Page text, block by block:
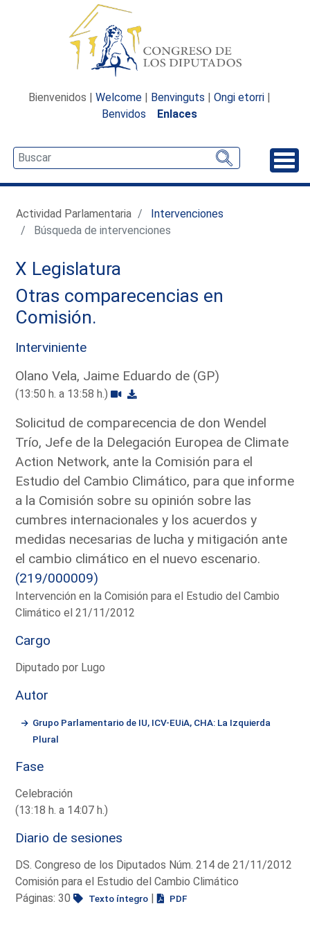
Bienvenidos | Welcome | Benvinguts | Ongi etorri |
Benvidos
Enlaces
Actividad Parlamentaria
Intervenciones
Búsqueda de intervenciones
X Legislatura
Otras comparecencias en
Comisión.
Interviniente
Olano Vela, Jaime Eduardo de (GP)
(13:50 h. a 13:58 h.)
Solicitud de comparecencia de don Wendel
Trío, Jefe de la Delegación Europea de Climate
Action Network, ante la Comisión para el
Estudio del Cambio Climático, para que informe
a la Comisión sobre su opinión sobre las
cumbres internacionales y los acuerdos y
medidas necesarias de lucha y mitigación ante
el cambio climático en el nuevo escenario.
(219/000009)
Intervención en la Comisión para el Estudio del Cambio
Climático el 21/11/2012
Cargo
Diputado por Lugo
Autor
Grupo Parlamentario de IU, ICV-EUiA, CHA: La Izquierda
Plural
Fase
Celebración
(13:18 h. a 14:07 h.)
Diario de sesiones
DS. Congreso de los Diputados Núm. 214 de 21/11/2012
Comisión para el Estudio del Cambio Climático
Páginas: 30
Texto íntegro | PDF